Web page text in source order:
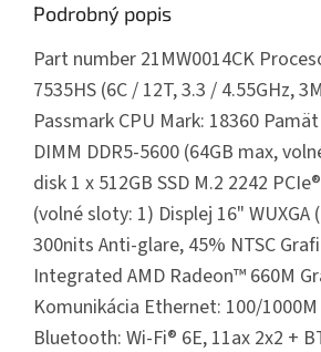
Podrobný popis
Part number 21MW0014CK
7535HS (6C / 12T, 3.3 / 4.55GHz,
Passmark CPU Mark: 18360
DIMM DDR5-5600 (64GB max,
disk 1 x 512GB SSD M.2 2242
(volné sloty: 1) Displej 16" WUXGA
300nits Anti-glare, 45% NTSC
Integrated AMD Radeon™ 660M
Komunikácia Ethernet: 100/1000M
Bluetooth: Wi-Fi® 6E, 11ax 2x2 +